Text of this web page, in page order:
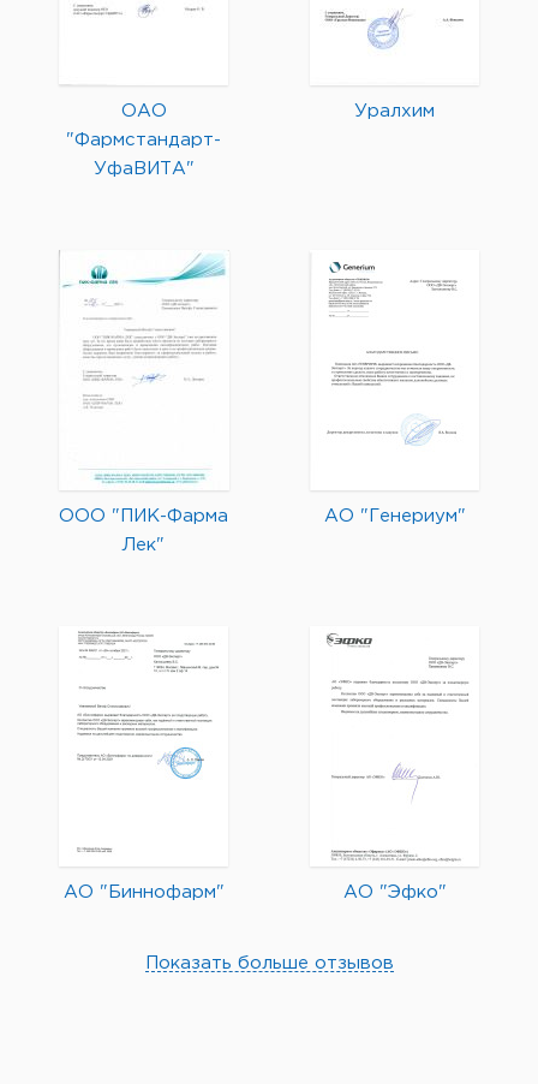
ОАО
"Фармстандарт-
УфаВИТА"
Уралхим
ООО "ПИК-Фарма
Лек"
АО "Генериум"
АО "Биннофарм" АО "Эфко"
Показать больше отзывов